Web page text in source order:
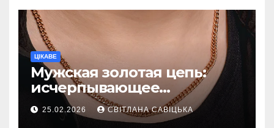
ЦІКАВЕ
Мужская золотая цепь:
исчерпывающее
руководство по выбору
статусного украшения
25.02.2026 СВІТЛАНА САВІЦЬКА